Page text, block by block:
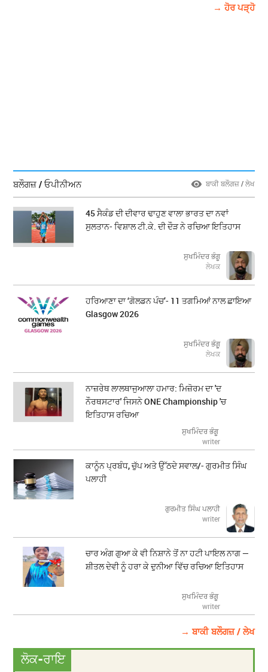
→ ਹੋਰ ਪੜ੍ਹੋ
ਬਲੌਗਜ਼ / ਓਪੀਨੀਅਨ ਬਾਕੀ ਬਲੌਗਜ਼ / ਲੇਖ
45 ਸੈਕੰਡ ਦੀ ਦੀਵਾਰ ਢਾਹੁਣ ਵਾਲਾ ਭਾਰਤ ਦਾ ਨਵਾਂ
ਸੁਲਤਾਨ- ਵਿਸ਼ਾਲ ਟੀ.ਕੇ. ਦੀ ਦੌੜ ਨੇ ਰਚਿਆ ਇਤਿਹਾਸ
ਸੁਖਮਿੰਦਰ ਭੰਗੂ
ਲੇਖਕ
ਹਰਿਆਣਾ ਦਾ ‘ਗੋਲਡਨ ਪੰਚ’- 11 ਤਗਮਿਆਂ ਨਾਲ ਛਾਇਆ
Glasgow 2026
ਸੁਖਮਿੰਦਰ ਭੰਗੂ
ਲੇਖਕ
ਨਾਜ਼ਰੇਥ ਲਾਲਥਾਜੁਆਲਾ ਹਮਾਰ: ਮਿਜ਼ੋਰਮ ਦਾ 'ਦ
ਨੌਰਥਸਟਾਰ' ਜਿਸਨੇ ONE Championship 'ਚ
ਇਤਿਹਾਸ ਰਚਿਆ
ਸੁਖਮਿੰਦਰ ਭੰਗੂ
writer
ਕਾਨੂੰਨ ਪ੍ਰਬੰਧ, ਚੁੱਪ ਅਤੇ ਉੱਠਦੇ ਸਵਾਲ/- ਗੁਰਮੀਤ ਸਿੰਘ
ਪਲਾਹੀ
ਗੁਰਮੀਤ ਸਿੰਘ ਪਲਾਹੀ
writer
ਚਾਰ ਅੰਗ ਗੁਆ ਕੇ ਵੀ ਨਿਸ਼ਾਨੇ ਤੋਂ ਨਾ ਹਟੀ ਪਾਇਲ ਨਾਗ —
ਸ਼ੀਤਲ ਦੇਵੀ ਨੂੰ ਹਰਾ ਕੇ ਦੁਨੀਆ ਵਿੱਚ ਰਚਿਆ ਇਤਿਹਾਸ
ਸੁਖਮਿੰਦਰ ਭੰਗੂ
writer
→ ਬਾਕੀ ਬਲੌਗਜ਼ / ਲੇਖ
ਲੋਕ-ਰਾਇ